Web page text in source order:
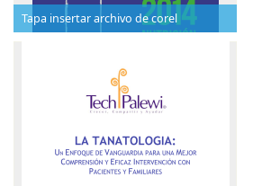
Tapa insertar archivo de corel